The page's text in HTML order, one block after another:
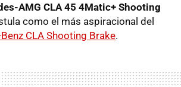
AMG CLA 45 4Matic+ Shooting
como el más aspiracional del
CLA Shooting Brake.